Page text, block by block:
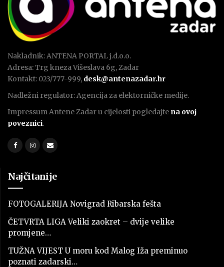
Nakladnik: ANTENA PORTAL j.d.o.o.
Adresa: Trg kneza Višeslava 6g, Zadar
Kontakt: 023/777-999, desk@antenazadar.hr
Nadležni regulator: Agencija za elektorničke medije.
Impressum Antene Zadar u cijelosti pogledajte na ovoj
poveznici.
Najčitanije
FOTOGALERIJA Novigrad Ribarska fešta
ČETVRTA LIGA Veliki zaokret – dvije velike
promjene…
TUŽNA VIJEST U moru kod Malog Iža preminuo
poznati zadarski…